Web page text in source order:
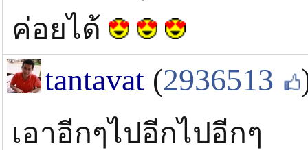
ค่อยได้
tantavat (2936513
เอาอีกๆไปอีกไปอีกๆ